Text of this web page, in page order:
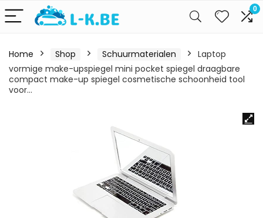
0
Home Shop Schuurmaterialen
Laptop
vormige make-upspiegel mini pocket spiegel draagbare
compact make-up spiegel cosmetische schoonheid tool
voor…